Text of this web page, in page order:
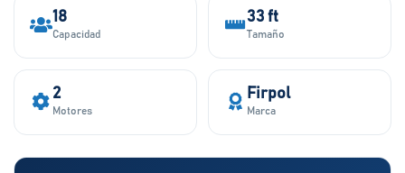
18
Capacidad
33 ft
Tamaño
2
Motores
Firpol
Marca